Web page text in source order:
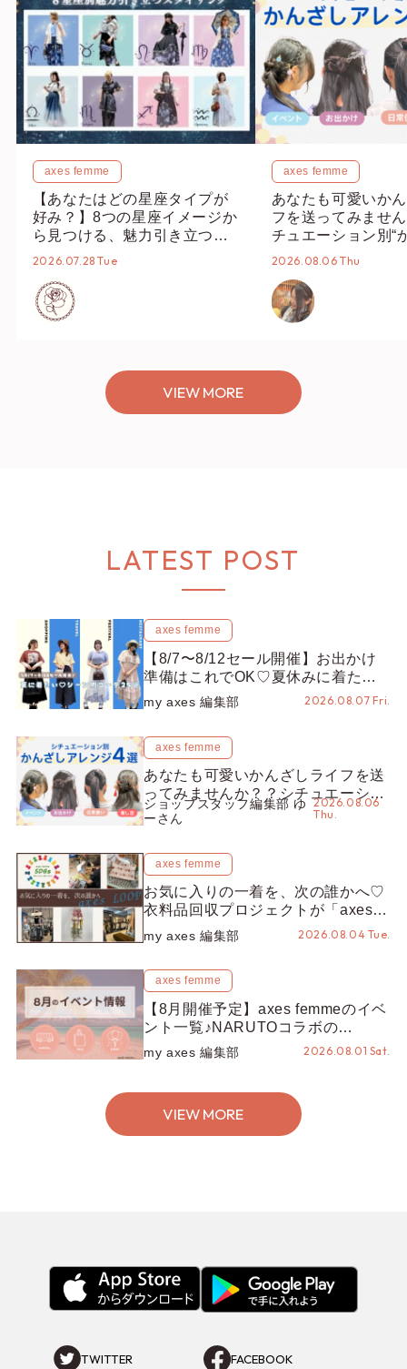
axes femme
【あなたはどの星座タイプが
好み？】8つの星座イメージか
ら見つける、魅力引き立つス
タイリング♡
2026.07.28 Tue
axes femme
あなたも可愛いか
フを送ってみませ
チュエーション別“
オススメ【ショッ
2026.08.06 Thu
VIEW MORE
LATEST POST
axes femme
【8/7〜8/12セール開催】お出かけ
準備はこれでOK♡夏休みに着たい
コーデ25選をシーン別に徹底解説！
my axes 編集部 2026.08.07 Fri.
axes femme
あなたも可愛いかんざしライフを送
ってみませんか？？シチュエーショ
ン別“かんざし”のオススメ【ショッ
プスタッフ編集部】
ショップスタッフ編集部 ゆ
ーさん
2026.08.06
Thu.
axes femme
お気に入りの一着を、次の誰かへ♡
衣料品回収プロジェクトが「axes
LOOP」にアップデート！活用する
とポイントが手に入る◎
my axes 編集部 2026.08.04 Tue.
axes femme
【8月開催予定】axes femmeのイベ
ント一覧♪NARUTOコラボの
REZEN POPUPから、プチYour
Stage.、ティーパーティまで！8月
my axes 編集部 2026.08.01 Sat.
VIEW MORE
TWITTER FACEBOOK